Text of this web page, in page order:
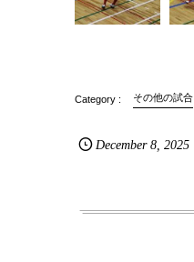
その他の試合
December 8,2025